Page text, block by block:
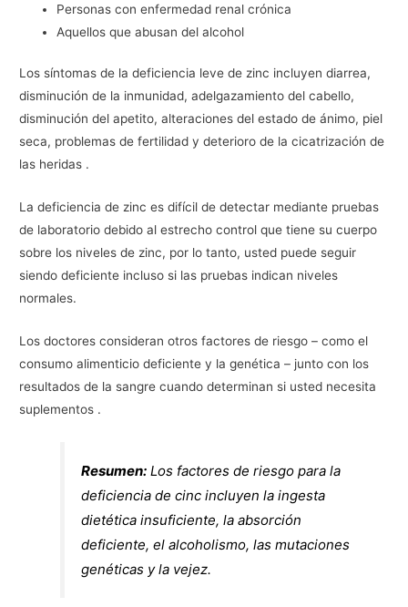
Personas con enfermedad renal crónica
Aquellos que abusan del alcohol
Los síntomas de la deficiencia leve de zinc incluyen diarrea,
disminución de la inmunidad, adelgazamiento del cabello,
disminución del apetito, alteraciones del estado de ánimo, piel
seca, problemas de fertilidad y deterioro de la cicatrización de
las heridas .
La deficiencia de zinc es difícil de detectar mediante pruebas
de laboratorio debido al estrecho control que tiene su cuerpo
sobre los niveles de zinc, por lo tanto, usted puede seguir
siendo deficiente incluso si las pruebas indican niveles
normales.
Los doctores consideran otros factores de riesgo – como el
consumo alimenticio deficiente y la genética – junto con los
resultados de la sangre cuando determinan si usted necesita
suplementos .
Resumen: Los factores de riesgo para la
deficiencia de cinc incluyen la ingesta
dietética insuficiente, la absorción
deficiente, el alcoholismo, las mutaciones
genéticas y la vejez.